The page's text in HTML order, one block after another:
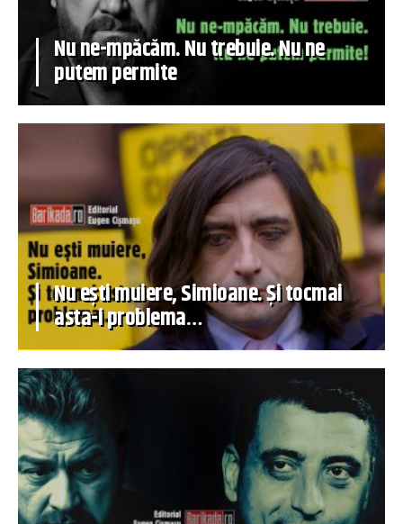
Nu ne-mpăcăm. Nu trebuie. Nu ne
putem permite
Nu ești muiere, Simioane. Și tocmai
asta-i problema…